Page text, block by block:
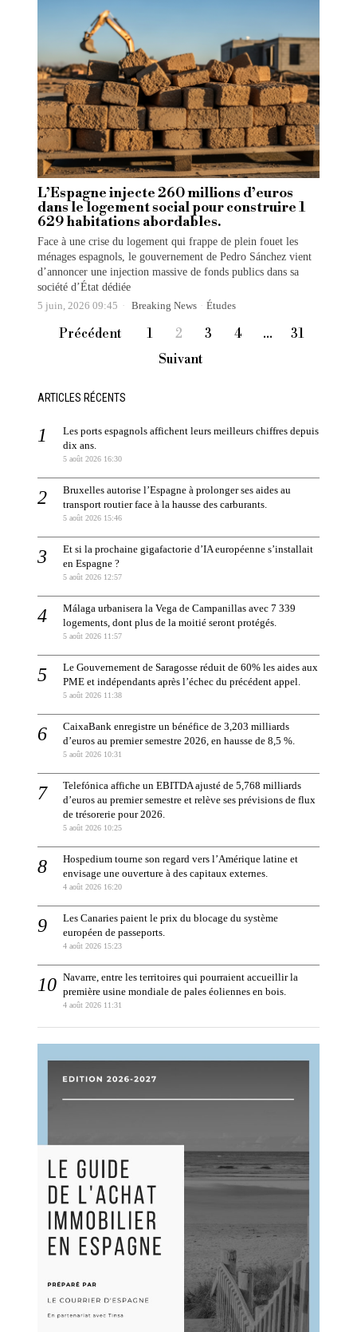
L’Espagne injecte 260 millions d’euros
dans le logement social pour construire 1
629 habitations abordables.
Face à une crise du logement qui frappe de plein fouet les
ménages espagnols, le gouvernement de Pedro Sánchez vient
d’annoncer une injection massive de fonds publics dans sa
société d’État dédiée
5 juin, 2026 09:45 Breaking News · Études
Précédent 1 2 3 4 …
31
Suivant
ARTICLES RÉCENTS
Les ports espagnols affichent leurs meilleurs chiffres depuis
dix ans.
5 août 2026 16:30
Bruxelles autorise l’Espagne à prolonger ses aides au
transport routier face à la hausse des carburants.
5 août 2026 15:46
Et si la prochaine gigafactorie d’IA européenne s’installait
en Espagne ?
5 août 2026 12:57
Málaga urbanisera la Vega de Campanillas avec 7 339
logements, dont plus de la moitié seront protégés.
5 août 2026 11:57
Le Gouvernement de Saragosse réduit de 60% les aides aux
PME et indépendants après l’échec du précédent appel.
5 août 2026 11:38
CaixaBank enregistre un bénéfice de 3,203 milliards
d’euros au premier semestre 2026, en hausse de 8,5 %.
5 août 2026 10:31
Telefónica affiche un EBITDA ajusté de 5,768 milliards
d’euros au premier semestre et relève ses prévisions de flux
de trésorerie pour 2026.
5 août 2026 10:25
Hospedium tourne son regard vers l’Amérique latine et
envisage une ouverture à des capitaux externes.
4 août 2026 16:20
Les Canaries paient le prix du blocage du système
européen de passeports.
4 août 2026 15:23
Navarre, entre les territoires qui pourraient accueillir la
première usine mondiale de pales éoliennes en bois.
4 août 2026 11:31